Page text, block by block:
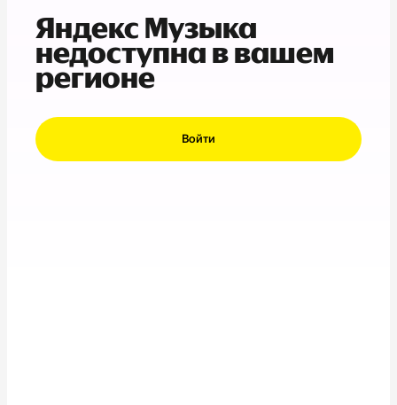
Яндекс Музыка
недоступна в вашем
регионе
Войти